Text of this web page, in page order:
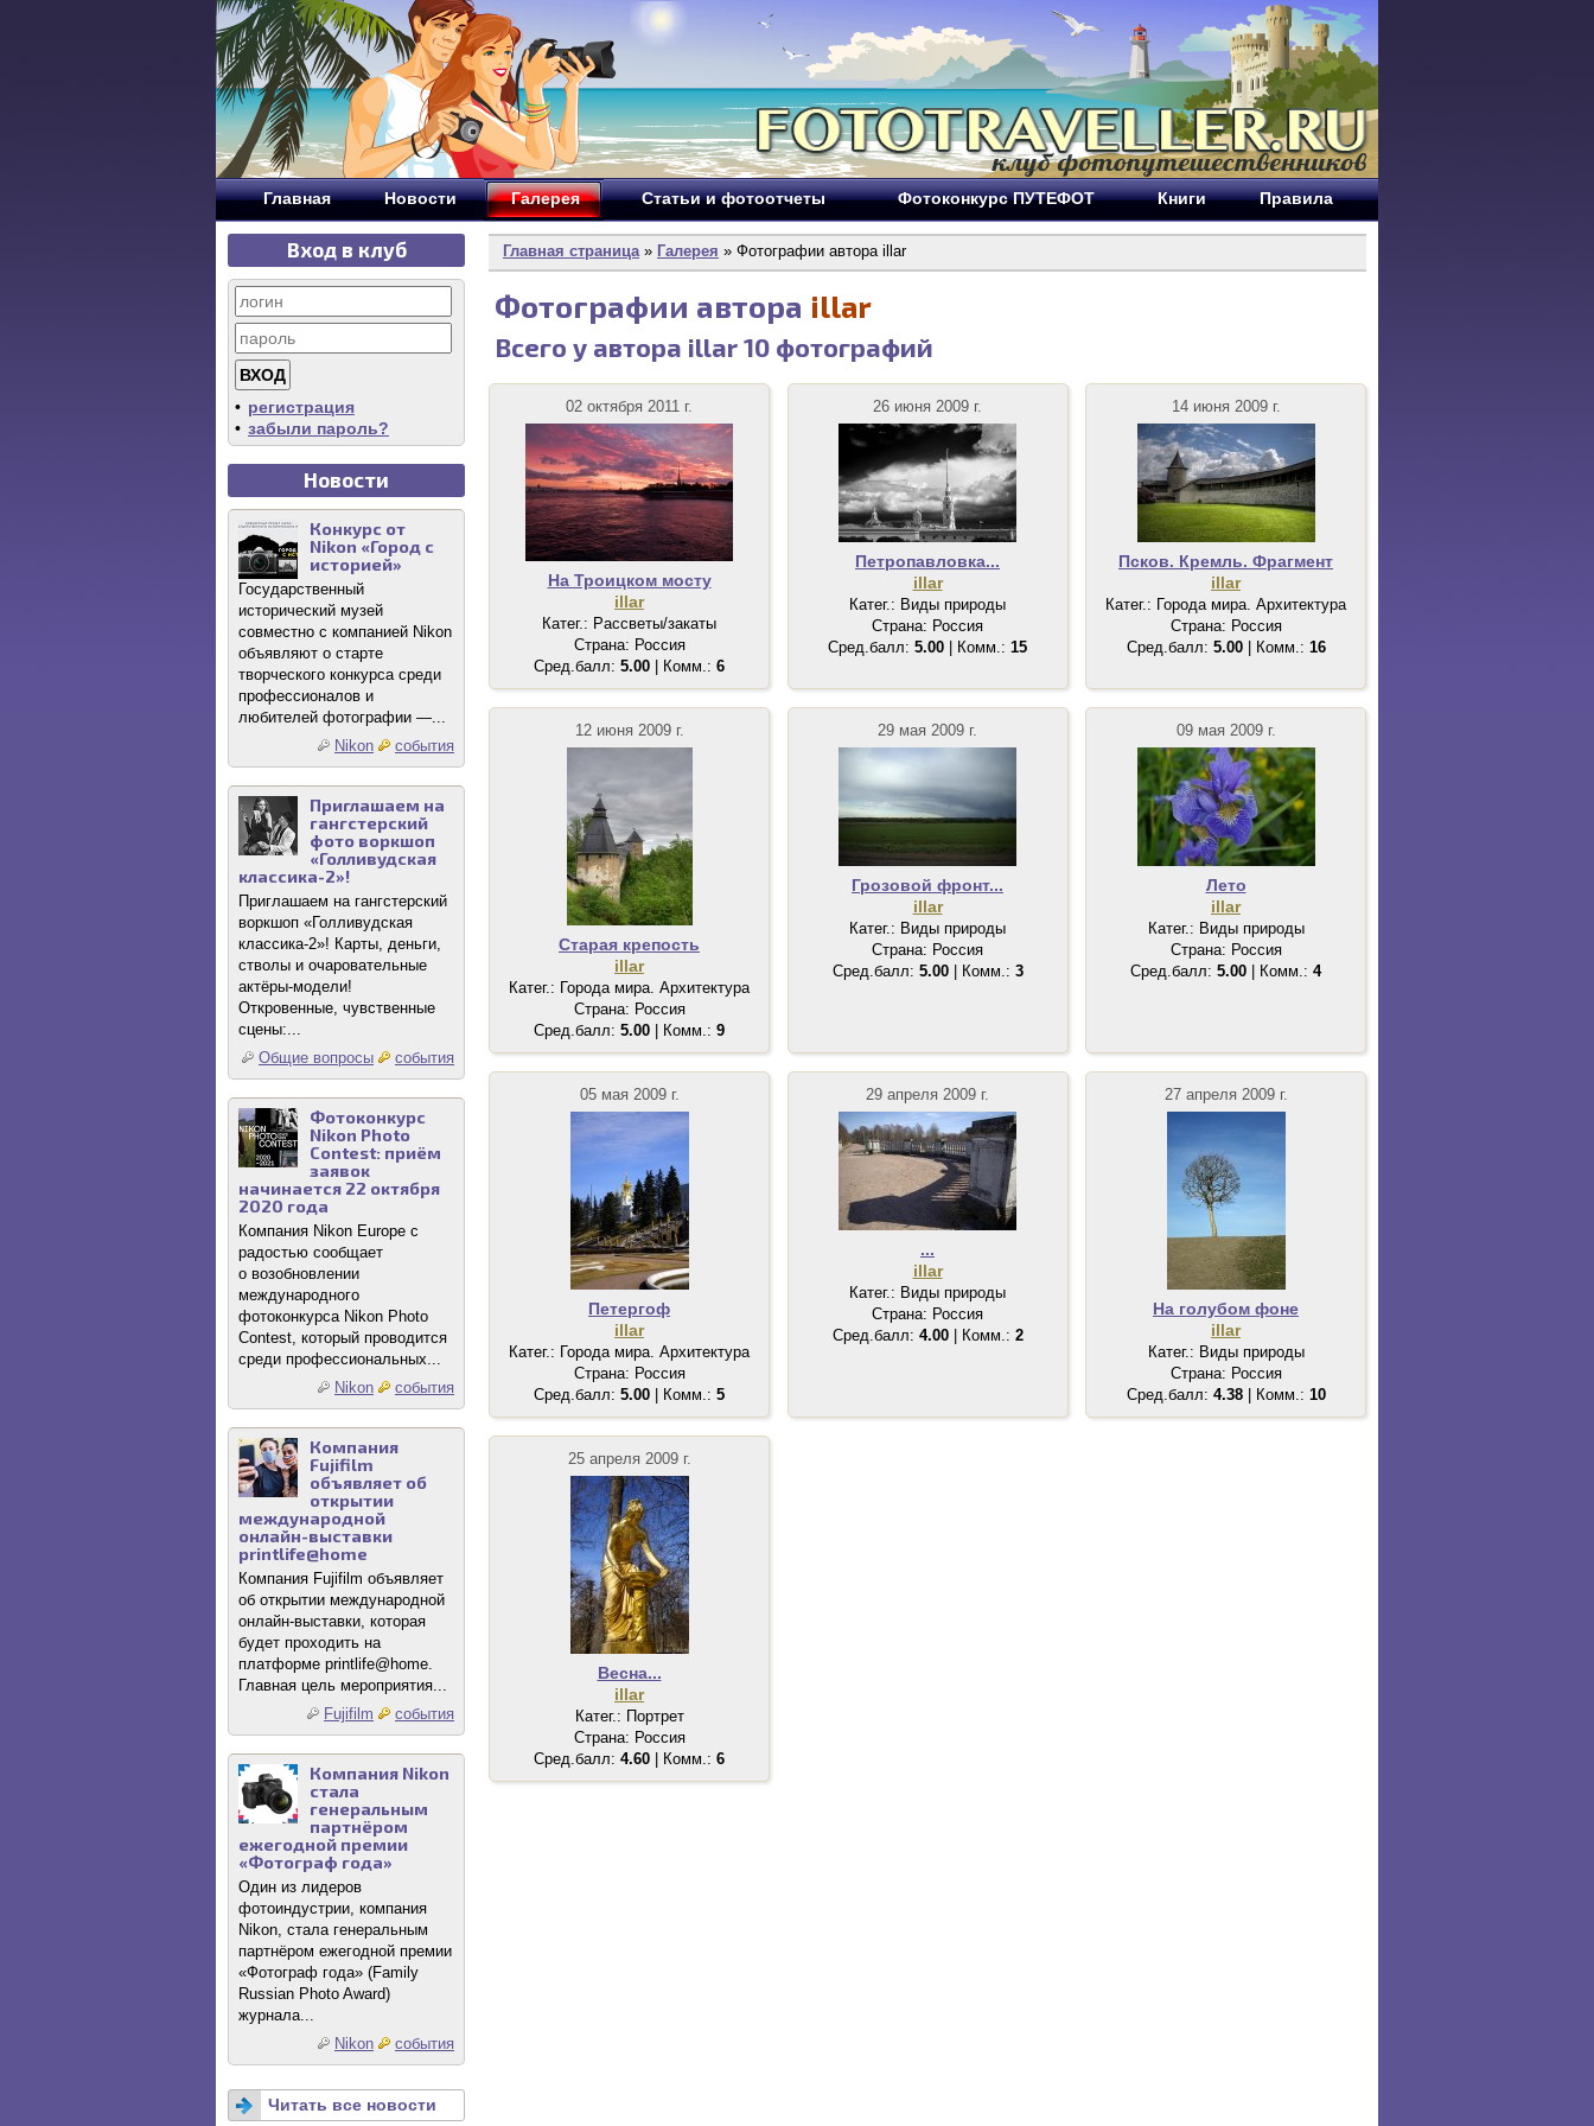
Главная Новости Галерея Статьи и фотоотчеты Фотоконкурс ПУТЕФОТ Книги Правила
Вход в клуб
• регистрация
• забыли пароль?
Новости
Конкурс от
Nikon «Город с
историей»
Государственный
исторический музей
совместно с компанией Nikon
объявляют о старте
творческого конкурса среди
профессионалов и
любителей фотографии —...
Nikon
события
Приглашаем на
гангстерский
фото воркшоп
«Голливудская
классика-2»!
Приглашаем на гангстерский
воркшоп «Голливудская
классика-2»! Карты, деньги,
стволы и очаровательные
актёры-модели!
Откровенные, чувственные
сцены:...
Общие вопросы
события
Фотоконкурс
Nikon Photo
Contest: приём
заявок
начинается 22 октября
2020 года
Компания Nikon Europe с
радостью сообщает
о возобновлении
международного
фотоконкурса Nikon Photo
Contest, который проводится
среди профессиональных...
Nikon
события
Компания
Fujifilm
объявляет об
открытии
международной
онлайн-выставки
printlife@home
Компания Fujifilm объявляет
об открытии международной
онлайн-выставки, которая
будет проходить на
платформе printlife@home.
Главная цель мероприятия...
Fujifilm
события
Компания Nikon
стала
генеральным
партнёром
ежегодной премии
«Фотограф года»
Один из лидеров
фотоиндустрии, компания
Nikon, стала генеральным
партнёром ежегодной премии
«Фотограф года» (Family
Russian Photo Award)
журнала...
Nikon
события
Читать все новости
Главная страница» Галерея » Фотографии автора illar
Фотографии автора illar
Всего у автора illar10 фотографий
02 октября 2011 г.
На Троицком мосту
illar
Катег.: Рассветы/закаты
Страна: Россия
Сред.балл: 5.00 | Комм.: 6
26 июня 2009 г.
Петропавловка...
illar
Катег.: Виды природы
Страна: Россия
Сред.балл: 5.00 | Комм.: 15
14 июня 2009 г.
Псков. Кремль. Фрагмент
illar
Катег.: Города мира. Архитектура
Страна: Россия
Сред.балл: 5.00| Комм.: 16
12 июня 2009 г.
Старая крепость
illar
Катег.: Города мира. Архитектура
Страна: Россия
Сред.балл: 5.00 | Комм.: 9
29 мая 2009 г.
Грозовой фронт...
illar
Катег.: Виды природы
Страна: Россия
Сред.балл: 5.00| Комм.: 3
09 мая 2009 г.
Лето
illar
Катег.: Виды природы
Страна: Россия
Сред.балл: 5.00 | Комм.: 4
05 мая 2009 г.
Петергоф
illar
Катег.: Города мира. Архитектура
Страна: Россия
Сред.балл: 5.00 | Комм.: 5
29 апреля 2009 г.
...
illar
Катег.: Виды природы
Страна: Россия
Сред.балл: 4.00| Комм.: 2
27 апреля 2009 г.
На голубом фоне
illar
Катег.: Виды природы
Страна: Россия
Сред.балл: 4.38| Комм.: 10
25 апреля 2009 г.
Весна...
illar
Катег.: Портрет
Страна: Россия
Сред.балл: 4.60 | Комм.: 6